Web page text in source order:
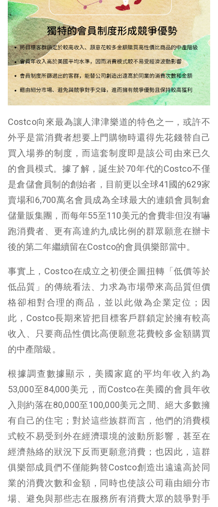
Costco向來最為讓人津津樂道的特色之一，或許不
外乎是當消費者想要上門購物時還得先花錢替自己
買入場券的制度，而這套制度即是該公司由來已久
的會員模式。據了解，誕生於70年代的Costco不僅
是倉儲會員制的創始者，目前更以全球41國的629家
賣場和6,700萬名會員成為全球最大的連鎖會員制倉
儲量販集團，而每年55至110美元的會費非但沒有嚇
跑消費者、更有高達約九成比例的群眾願意在辦卡
後的第二年繼續留在Costco的會員俱樂部當中。
事實上，Costco在成立之初便企圖扭轉「低價等於
低品質」的傳統看法、力求為市場帶來高品質但價
格卻相對合理的商品，並以此做為企業定位；因
此，Costco長期來皆把目標客戶群鎖定於擁有較高
收入、只要商品性價比高便願意花費較多金額購買
的中產階級。
根據調查數據顯示，美國家庭的平均年收入約為
53,000至84,000美元，而Costco在美國的會員年收
入則約落在80,000至100,000美元之間、絕大多數擁
有自己的住宅；對於這些族群而言，他們的消費模
式較不易受到外在經濟環境的波動所影響，甚至在
經濟熱絡的狀況下反而更願意消費；也因此，這群
俱樂部成員們不僅能夠替Costco創造出遠遠高於同
業的消費次數和金額，同時也使該公司藉由細分市
場、避免與那些志在服務所有消費大眾的競爭對手